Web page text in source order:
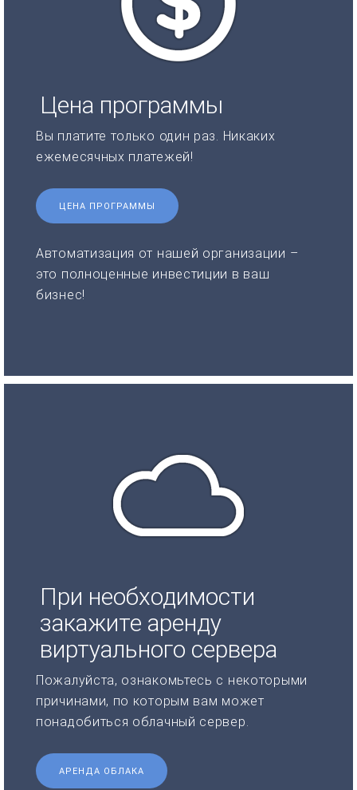
Цена программы
Вы платите только один раз. Никаких
ежемесячных платежей!
ЦЕНА ПРОГРАММЫ
Автоматизация от нашей организации –
это полноценные инвестиции в ваш
бизнес!
При необходимости
закажите аренду
виртуального сервера
Пожалуйста, ознакомьтесь с некоторыми
причинами, по которым вам может
понадобиться облачный сервер.
АРЕНДА ОБЛАКА